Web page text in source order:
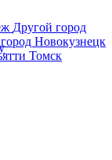
Другой город
Новокузнецк
Томск